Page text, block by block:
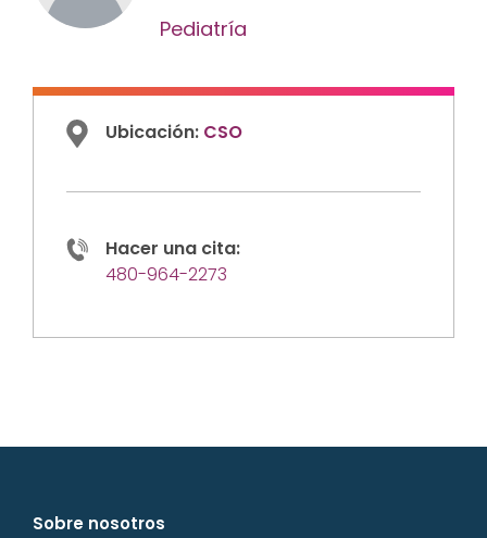
Pediatría
Ubicación: CSO
Hacer una cita:
480-964-2273
Sobre nosotros